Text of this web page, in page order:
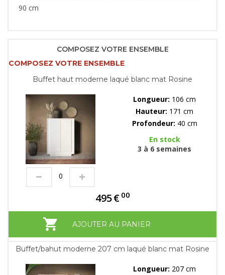
90 cm
COMPOSEZ VOTRE ENSEMBLE
COMPOSEZ VOTRE ENSEMBLE
Buffet haut moderne laqué blanc mat Rosine
Longueur: 106 cm
Hauteur: 171 cm
Profondeur: 40 cm
En stock
3 à 6 semaines
495€ 00
AJOUTER AU PANIER
Buffet/bahut moderne 207 cm laqué blanc mat Rosine
Longueur: 207 cm